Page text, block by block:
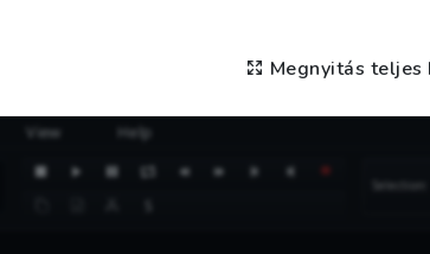
Megnyitás teljes